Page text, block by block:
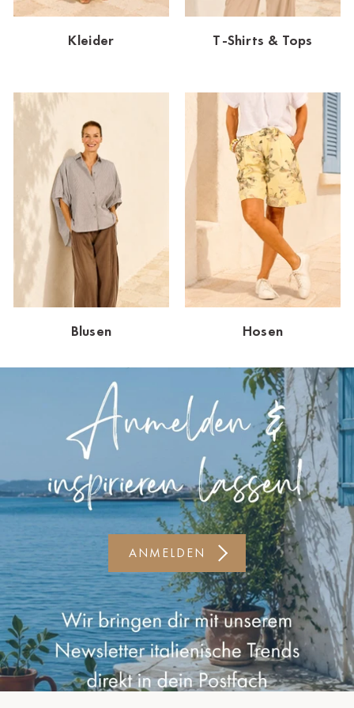
Dornbirn
Dortmund-Hombruch
Essen
HH-AEZ
HH-EEZ
HH-Eppendorf
HH-Hanseviertel
HH-Wandsbek
Hannover
Innsbruck
Kiel-CittiPark
Leipzig
Lindau
Münster
Oldenburg
Potsdam
Rostock
Kleider T-Shirts & Tops
Blusen Hosen
ANMELDEN